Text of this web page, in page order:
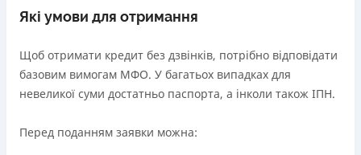
Які умови для отримання
Щоб отримати кредит без дзвінків, потрібно відповідати
базовим вимогам МФО. У багатьох випадках для
невеликої суми достатньо паспорта, а інколи також ІПН.
Перед поданням заявки можна: